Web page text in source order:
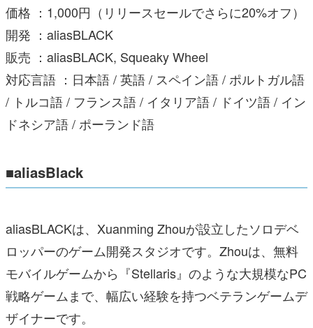
価格 ：1,000円（リリースセールでさらに20%オフ）
開発 ：aliasBLACK
販売 ：aliasBLACK, Squeaky Wheel
対応言語 ：日本語 / 英語 / スペイン語 / ポルトガル語
/ トルコ語 / フランス語 / イタリア語 / ドイツ語 / イン
ドネシア語 / ポーランド語
■aliasBlack
aliasBLACKは、Xuanming Zhouが設立したソロデベ
ロッパーのゲーム開発スタジオです。Zhouは、無料
モバイルゲームから『Stellaris』のような大規模なPC
戦略ゲームまで、幅広い経験を持つベテランゲームデ
ザイナーです。